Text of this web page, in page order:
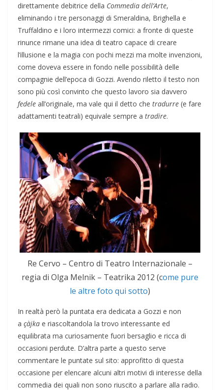
direttamente debitrice della Commedia dell’Arte,
eliminando i tre personaggi di Smeraldina, Brighella e
Truffaldino e i loro intermezzi comici: a fronte di queste
rinunce rimane una idea di teatro capace di creare
l’illusione e la magia con pochi mezzi ma molte invenzioni,
come doveva essere in fondo nelle possibilità delle
compagnie dell’epoca di Gozzi. Avendo riletto il testo non
sono più così convinto che questo lavoro sia davvero
fedele all’originale, ma vale qui il detto che tradurre (e fare
adattamenti teatrali) equivale sempre a tradire.
Re Cervo – Centro di Teatro Internazionale –
regia di Olga Melnik – Teatrika 2012 (come pure
le altre foto qui sotto)
In realtà però la puntata era dedicata a Gozzi e non
a çàjka e riascoltandola la trovo interessante ed
equilibrata ma curiosamente fuori bersaglio e ricca di
occasioni perdute. D’altra parte a questo serve
commentare le puntate sul sito: approfitto di questa
occasione per elencare alcuni altri motivi di interesse della
commedia dei quali non sono riuscito a parlare alla radio.